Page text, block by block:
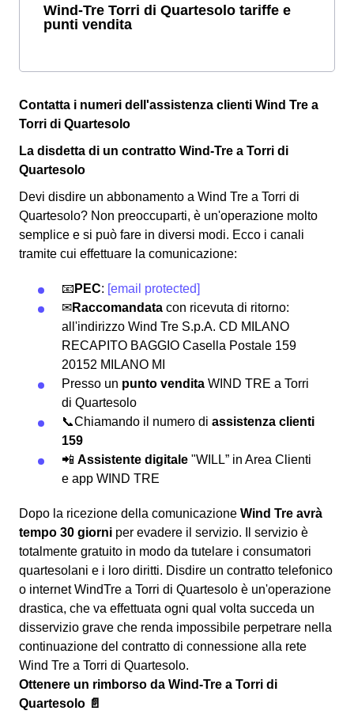
Wind-Tre Torri di Quartesolo tariffe e
punti vendita
Contatta i numeri dell'assistenza clienti Wind Tre a
Torri di Quartesolo
La disdetta di un contratto Wind-Tre a Torri di
Quartesolo
Devi disdire un abbonamento a Wind Tre a Torri di
Quartesolo? Non preoccuparti, è un'operazione molto
semplice e si può fare in diversi modi. Ecco i canali
tramite cui effettuare la comunicazione:
📧 PEC: [email protected]
✉Raccomandata con ricevuta di ritorno:
all'indirizzo Wind Tre S.p.A. CD MILANO
RECAPITO BAGGIO Casella Postale 159
20152 MILANO MI
Presso un punto vendita WIND TRE a Torri
di Quartesolo
📞Chiamando il numero di assistenza clienti
159
📲 Assistente digitale "WILL” in Area Clienti
e app WIND TRE
Dopo la ricezione della comunicazione Wind Tre avrà
tempo 30 giorni per evadere il servizio. Il servizio è
totalmente gratuito in modo da tutelare i consumatori
quartesolani e i loro diritti. Disdire un contratto telefonico
o internet WindTre a Torri di Quartesolo è un'operazione
drastica, che va effettuata ogni qual volta succeda un
disservizio grave che renda impossibile perpetrare nella
continuazione del contratto di connessione alla rete
Wind Tre a Torri di Quartesolo.
Ottenere un rimborso da Wind-Tre a Torri di
Quartesolo 📄